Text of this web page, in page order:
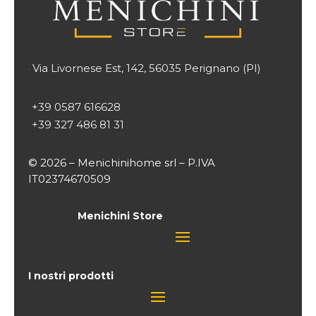
Via Livornese Est, 142, 56035 Perignano (PI)
+39 0587 616628
+39 327 486 81 31
© 2026 – Menichinihome srl – P.IVA
IT02374670509
Menichini Store
I nostri prodotti